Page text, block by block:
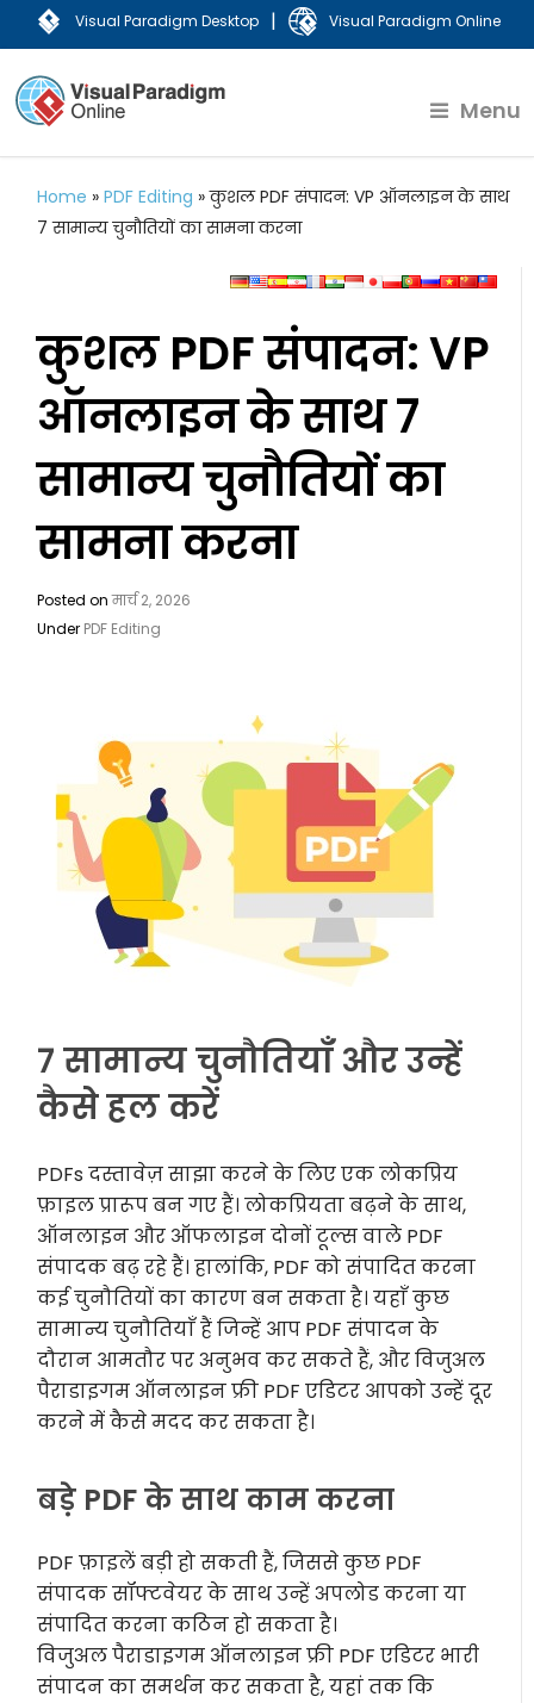
Visual Paradigm Desktop | Visual Paradigm Online
Menu
Home »PDF Editing »कुशल PDF संपादन: VP ऑनलाइन के साथ
7 सामान्य चुनौतियों का सामना करना
कुशल PDF संपादन: VP
ऑनलाइन के साथ 7
सामान्य चुनौतियों का
सामना करना
Posted onमार्च 2, 2026
Under PDF Editing
7 सामान्य चुनौतियाँ और उन्हें
कैसे हल करें
PDFs दस्तावेज़ साझा करने के लिए एक लोकप्रिय
फ़ाइल प्रारूप बन गए हैं। लोकप्रियता बढ़ने के साथ,
ऑनलाइन और ऑफलाइन दोनों टूल्स वाले PDF
संपादक बढ़ रहे हैं। हालांकि, PDF को संपादित करना
कई चुनौतियों का कारण बन सकता है। यहाँ कुछ
सामान्य चुनौतियाँ हैं जिन्हें आप PDF संपादन के
दौरान आमतौर पर अनुभव कर सकते हैं, और विजुअल
पैराडाइगम ऑनलाइन फ्री PDF एडिटर आपको उन्हें दूर
करने में कैसे मदद कर सकता है।
बड़े PDF के साथ काम करना
PDF फ़ाइलें बड़ी हो सकती हैं, जिससे कुछ PDF
संपादक सॉफ्टवेयर के साथ उन्हें अपलोड करना या
संपादित करना कठिन हो सकता है।
विजुअल पैराडाइगम ऑनलाइन फ्री PDF एडिटर भारी
संपादन का समर्थन कर सकता है, यहां तक कि